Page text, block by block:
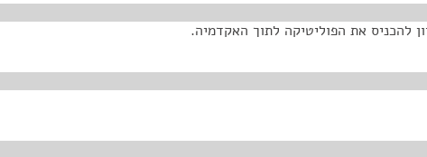
להכניס את הפוליטיקה לתוך האקדמיה.